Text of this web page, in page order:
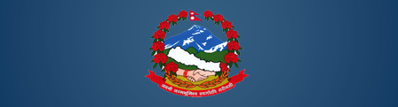
Skip to
main
content